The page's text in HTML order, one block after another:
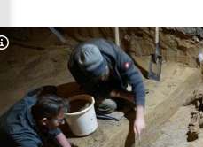
Untermenü
Untermenü
Untermenü
Copyright-Hinweis öffnen/